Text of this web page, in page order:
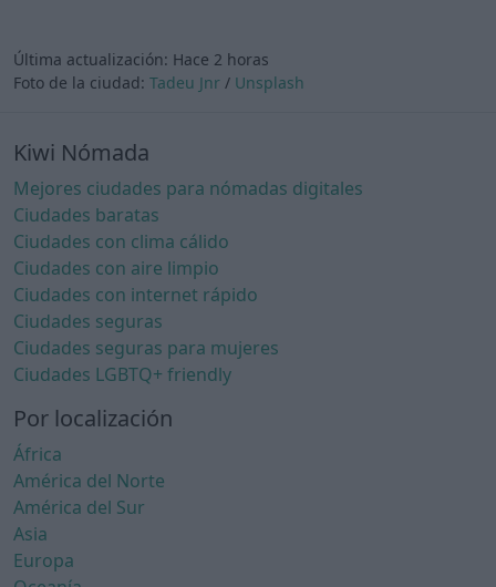
Última actualización: Hace 2 horas
Foto de la ciudad: Tadeu Jnr / Unsplash
Kiwi Nómada
Mejores ciudades para nómadas digitales
Ciudades baratas
Ciudades con clima cálido
Ciudades con aire limpio
Ciudades con internet rápido
Ciudades seguras
Ciudades seguras para mujeres
Ciudades LGBTQ+ friendly
Por localización
África
América del Norte
América del Sur
Asia
Europa